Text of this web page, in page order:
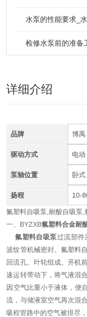
水泵的性能要求_
检修水泵前的准备
详细介绍
品牌 博禹
驱动方式 电动
泵轴位置 卧式
扬程 10-
氟塑料自吸泵,耐酸自吸泵,
一、BYZXB氟塑料合金耐
氟塑料自吸泵过流部件
波纹管机械密封。氟塑料
回流孔、叶轮组成。开机
速运转带动下，将气液混
因空气比重小于液体，便
流，与储液室空气再次混
吸程管路中的空气被排尽